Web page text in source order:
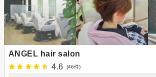
ANGEL hair salon
4.6
(46件)